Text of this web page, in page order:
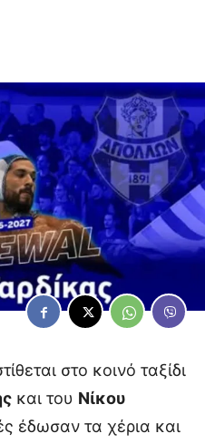
στο κοινό ταξίδι
και του Νίκου
έδωσαν τα χέρια και